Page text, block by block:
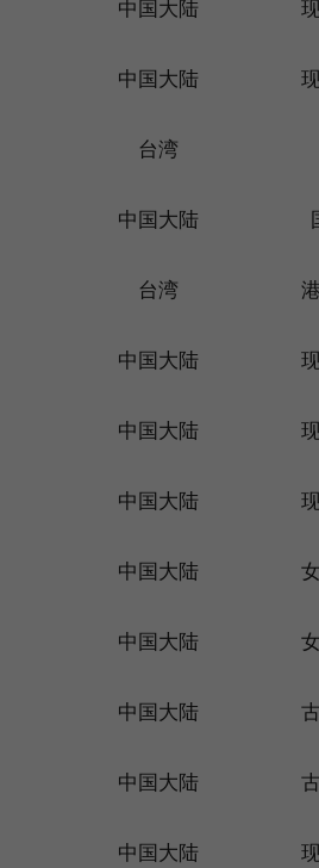
中国大陆
中国大陆
台湾
中国大陆
台湾
中国大陆
中国大陆
中国大陆
中国大陆
中国大陆
中国大陆
中国大陆
中国大陆